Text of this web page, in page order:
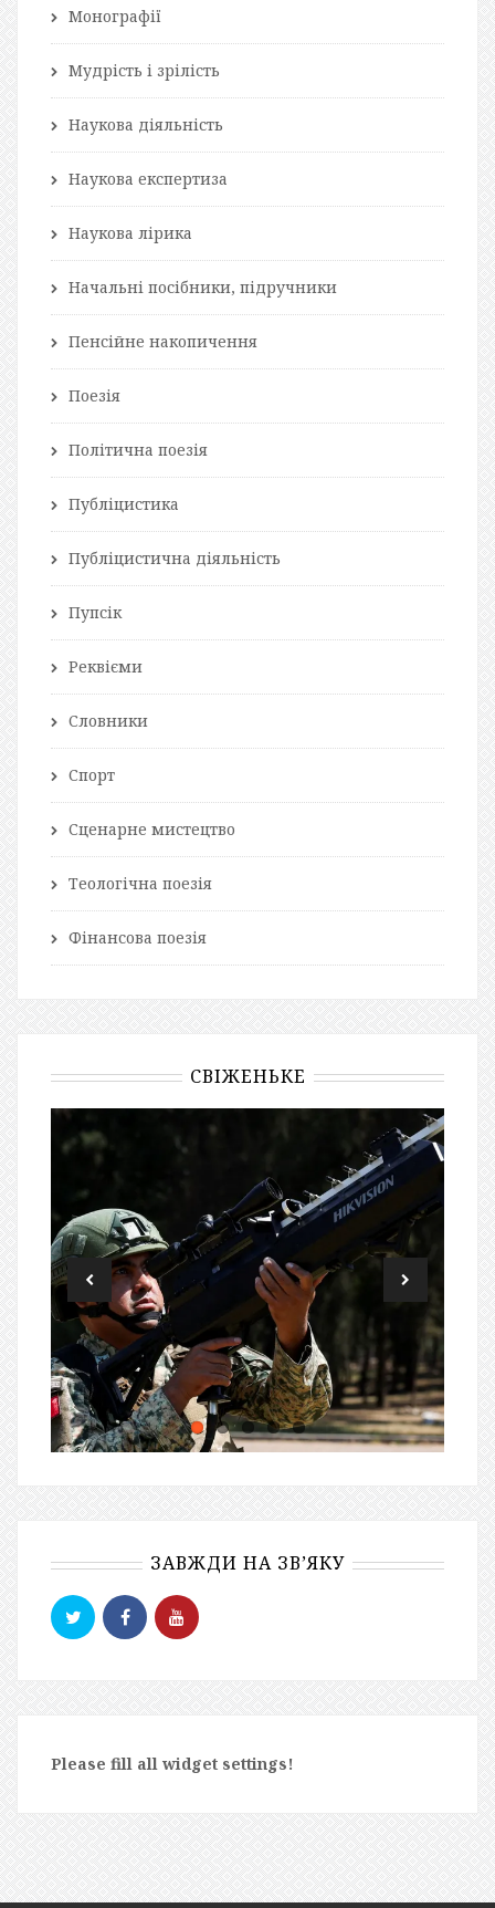
Монографії
Мудрість і зрілість
Наукова діяльність
Наукова експертиза
Наукова лірика
Начальні посібники, підручники
Пенсійне накопичення
Поезія
Політична поезія
Публіцистика
Публіцистична діяльність
Пупсік
Реквієми
Словники
Спорт
Сценарне мистецтво
Теологічна поезія
Фінансова поезія
СВІЖЕНЬКЕ
ЗАВЖДИ НА ЗВ’ЯКУ
Please fill all widget settings!